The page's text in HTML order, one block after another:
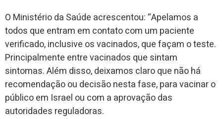
O Ministério da Saúde acrescentou: “Apelamos a
todos que entram em contato com um paciente
verificado, inclusive os vacinados, que façam o teste.
Principalmente entre vacinados que sintam
sintomas. Além disso, deixamos claro que não há
recomendação ou decisão nesta fase, para vacinar o
público em Israel ou com a aprovação das
autoridades reguladoras.